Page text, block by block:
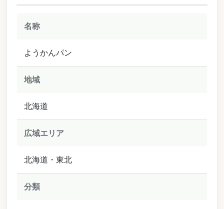
名称
ようかんパン
地域
北海道
広域エリア
北海道・東北
分類